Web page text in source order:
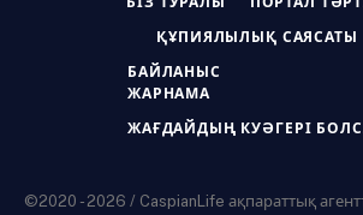
ҚҰПИЯЛЫЛЫҚ САЯСАТЫ
БАЙЛАНЫС
ЖАРНАМА
ЖАҒДАЙДЫҢ КУӘГЕРІ
©2020 - 2026 / CaspianLife ақпараттық